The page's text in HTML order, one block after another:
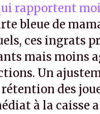
rapportent
bleue de
ces ingrats
mais moins
Un
des
à la caisse